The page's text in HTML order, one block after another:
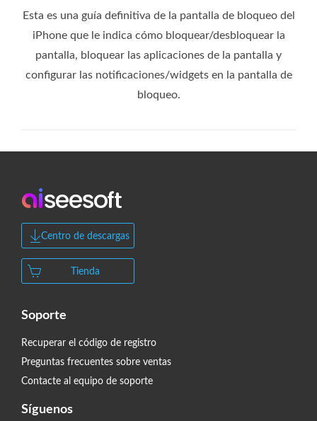
Esta es una guía definitiva de la pantalla de bloqueo del
iPhone que le indica cómo bloquear/desbloquear la
pantalla, bloquear las aplicaciones de la pantalla y
configurar las notificaciones/widgets en la pantalla de
bloqueo.
Centro de descargas
Tienda
Soporte
Recuperar el código de registro
Preguntas frecuentes sobre ventas
Contacte al equipo de soporte
Síguenos